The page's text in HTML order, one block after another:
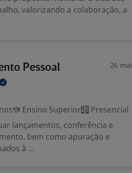
valorizando a colaboração, a
Pessoal 26 mai
Ensino Superior
Presencial
lançamentos, conferência e
bem como apuração e
à ...